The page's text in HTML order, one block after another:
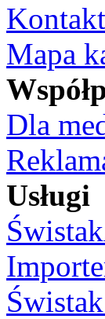
Kontakt
Mapa
Dla
Usługi